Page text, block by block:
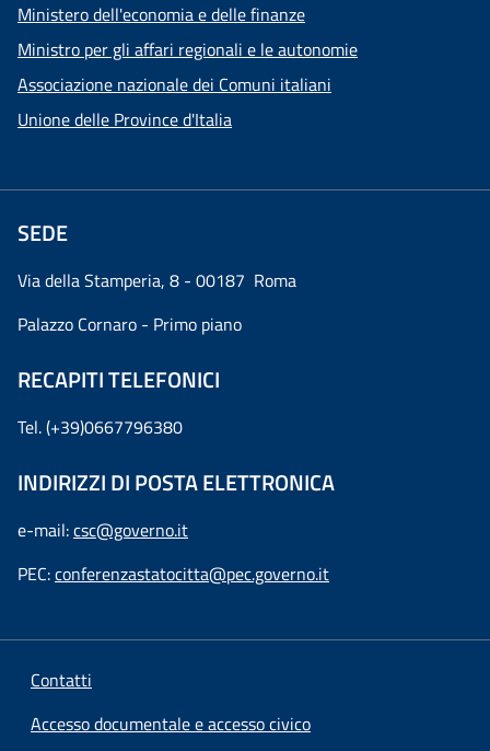
Ministero dell'economia e delle finanze
Ministro per gli affari regionali e le autonomie
Associazione nazionale dei Comuni italiani
Unione delle Province d'Italia
SEDE
Via della Stamperia, 8 - 00187 Roma
Palazzo Cornaro - Primo piano
RECAPITI TELEFONICI
Tel. (+39)0667796380
INDIRIZZI DI POSTA ELETTRONICA
e-mail:csc@governo.it
PEC:conferenzastatocitta@pec.governo.it
Contatti
Accesso documentale e accesso civico